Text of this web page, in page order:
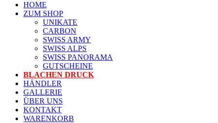
HOME
ZUM SHOP
UNIKATE
CARBON
SWISS ARMY
SWISS ALPS
SWISS PANORAMA
GUTSCHEINE
BLACHEN DRUCK
HÄNDLER
GALLERIE
ÜBER UNS
KONTAKT
WARENKORB